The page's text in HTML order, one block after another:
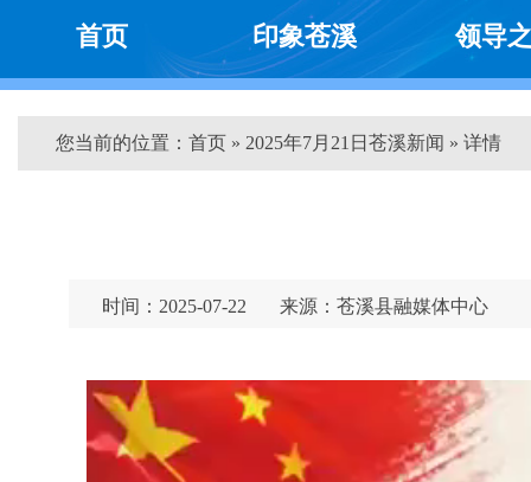
首页 印象苍溪 领导
您当前的位置： 首页 » 2025年7月21日苍溪新闻 » 详情
时间：2025-07-22 来源：苍溪县融媒体中心